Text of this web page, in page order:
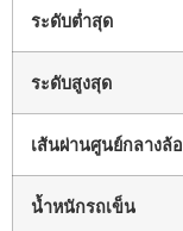
ระดับต่ำสุด
ระดับสูงสุด
เส้นผ่านศูนย์กลางล้อ
น้ำหนักรถเข็น